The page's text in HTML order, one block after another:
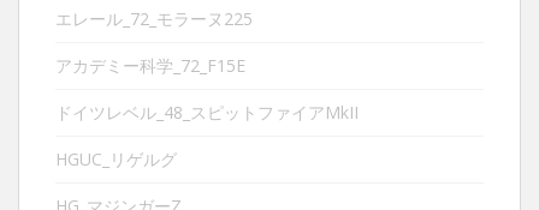
エレール_72_モラーヌ225
アカデミー科学_72_F15E
ドイツレベル_48_スピットファイアMkII
HGUC_リゲルグ